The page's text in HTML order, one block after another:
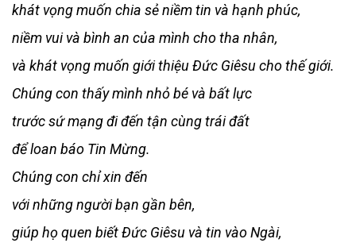
khát vọng muốn chia sẻ niềm tin và hạnh phúc,
niềm vui và bình an của mình cho tha nhân,
và khát vọng muốn giới thiệu Ðức Giêsu cho thế giới.
Chúng con thấy mình nhỏ bé và bất lực
trước sứ mạng đi đến tận cùng trái đất
để loan báo Tin Mừng.
Chúng con chỉ xin đến
với những người bạn gần bên,
giúp họ quen biết Ðức Giêsu và tin vào Ngài,